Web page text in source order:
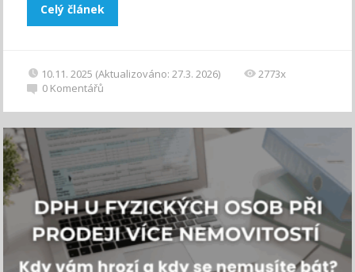
Celý článek
10.11. 2025 (Aktualizováno: 27.3. 2026)
2773x
0 Komentářů